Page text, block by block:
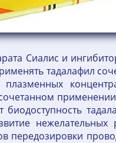
Сиалис и
тадалафил
нежелательных
передозировки